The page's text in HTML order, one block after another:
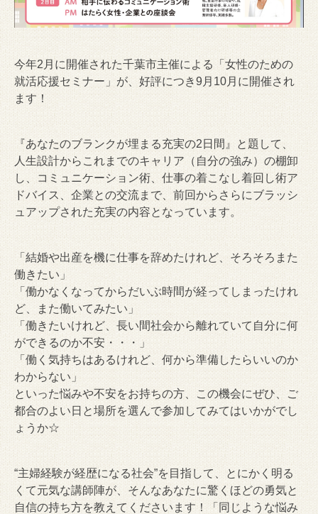
今年2月に開催された千葉市主催による「女性のための
就活応援セミナー」が、好評につき9月10月に開催され
ます！
『あなたのブランクが埋まる充実の2日間』と題して、
人生設計からこれまでのキャリア（自分の強み）の棚卸
し、コミュニケーション術、仕事の着こなし着回し術ア
ドバイス、企業との交流まで、前回からさらにブラッシ
ュアップされた充実の内容となっています。
「結婚や出産を機に仕事を辞めたけれど、そろそろまた
働きたい」
「働かなくなってからだいぶ時間が経ってしまったけれ
ど、また働いてみたい」
「働きたいけれど、長い間社会から離れていて自分に何
ができるのか不安・・・」
「働く気持ちはあるけれど、何から準備したらいいのか
わからない」
といった悩みや不安をお持ちの方、この機会にぜひ、ご
都合のよい日と場所を選んで参加してみてはいかがでし
ょうか☆
“主婦経験が経歴になる社会”を目指して、とにかく明る
くて元気な講師陣が、そんなあなたに驚くほどの勇気と
自信の持ち方を教えてくださいます！「同じような悩み